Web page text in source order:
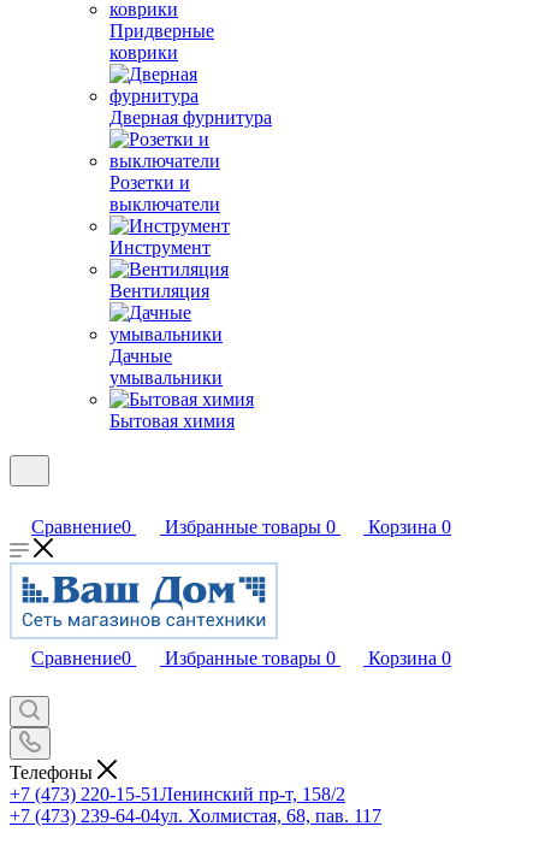
Придверные
коврики
Дверная фурнитура
Розетки и
выключатели
Инструмент
Вентиляция
Дачные
умывальники
Бытовая химия
Сравнение0 Избранные товары 0 Корзина 0
Сравнение0 Избранные товары 0 Корзина 0
Телефоны
+7 (473) 220-15-51Ленинский пр-т, 158/2
+7 (473) 239-64-04ул. Холмистая, 68, пав. 117